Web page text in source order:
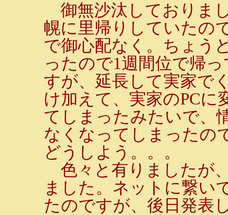
御無沙汰しておりま
幌に里帰りしていたの
で御心配なく。ちょう
ったので1週間位で帰
すが、延長して実家で
け加えて、実家のPC
てしまったみたいで、
なくなってしまったの
どうしよう。。。
色々と有りましたが
ました。ネットに繋い
たのですが、後日発表